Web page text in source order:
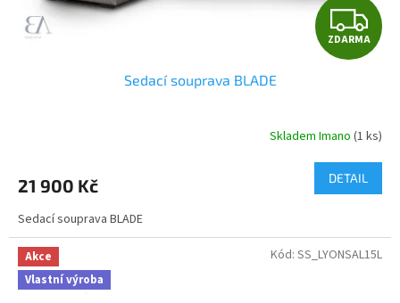
Z
D
R
M
A
ZDARMA
Sedací souprava BLADE
Skladem Imano (1 ks)
21 900 Kč DETAIL
Sedací souprava BLADE
Akce
Vlastní výroba
Kód: SS_LYONSAL15L